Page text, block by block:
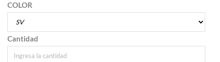
COLOR
Cantidad